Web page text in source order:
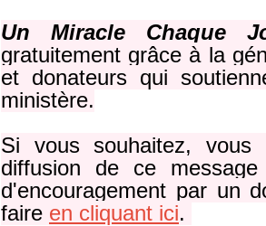
Un Miracle Chaque
gratuitement grâce à la
et donateurs qui
ministère.
Si vous souhaitez,
diffusion de ce
d'encouragement par un
faire en cliquant ici.